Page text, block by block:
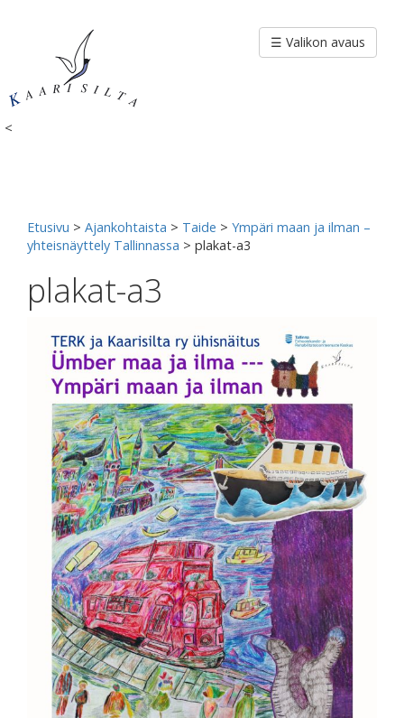
<
☰ Valikon avaus
Etusivu > Ajankohtaista > Taide > Ympäri maan ja ilman –
yhteisnäyttely Tallinnassa > plakat-a3
plakat-a3